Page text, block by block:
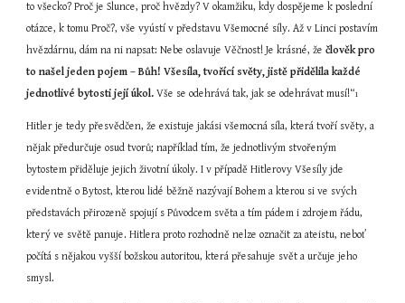
to všecko? Proč je Slunce, proč hvězdy? V okamžiku, kdy dospějeme k poslední
otázce, k tomu Proč?, vše vyústí v představu Všemocné síly. Až v Linci postavím
hvězdárnu, dám na ni napsat: Nebe oslavuje Věčnost! Je krásné, že člověk pro
to našel jeden pojem – Bůh! Všesíla, tvořící světy, jistě přidělila každé
jednotlivé bytosti její úkol. Vše se odehrává tak, jak se odehrávat musí!“1
Hitler je tedy přesvědčen, že existuje jakási všemocná síla, která tvoří světy, a
nějak předurčuje osud tvorů; například tím, že jednotlivým stvořeným
bytostem přiděluje jejich životní úkoly. I v případě Hitlerovy Všesíly jde
evidentně o Bytost, kterou lidé běžně nazývají Bohem a kterou si ve svých
představách přirozeně spojují s Původcem světa a tím pádem i zdrojem řádu,
který ve světě panuje. Hitlera proto rozhodně nelze označit za ateistu, neboť
počítá s nějakou vyšší božskou autoritou, která přesahuje svět a určuje jeho
smysl.